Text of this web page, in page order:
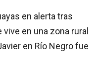
en alerta tras
en una zona rural
en Río Negro fue